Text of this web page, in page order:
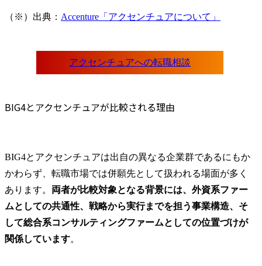
（※）出典： Accenture「アクセンチュアについて」
BIG4とアクセンチュアが比較される理由
BIG4とアクセンチュアは出自の異なる企業群であるにもか
かわらず、転職市場では併願先として扱われる場面が多く
あります。 両者が比較対象となる背景には、外資系ファー
ムとしての共通性、戦略から実行までを担う事業構造、そ
して総合系コンサルティングファームとしての位置づけが
関係しています。